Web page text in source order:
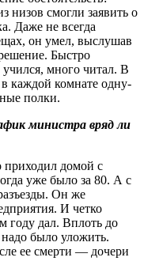
низов смогли заявить о
Даже не всегда
он умел, выслушав
Быстро
учился, много читал. В
каждой комнате одну-
полки.
министра вряд ли
домой с
уже было за 80. А с
Он же
И четко
году дал. Вплоть до
было уложить.
ее смерти — дочери